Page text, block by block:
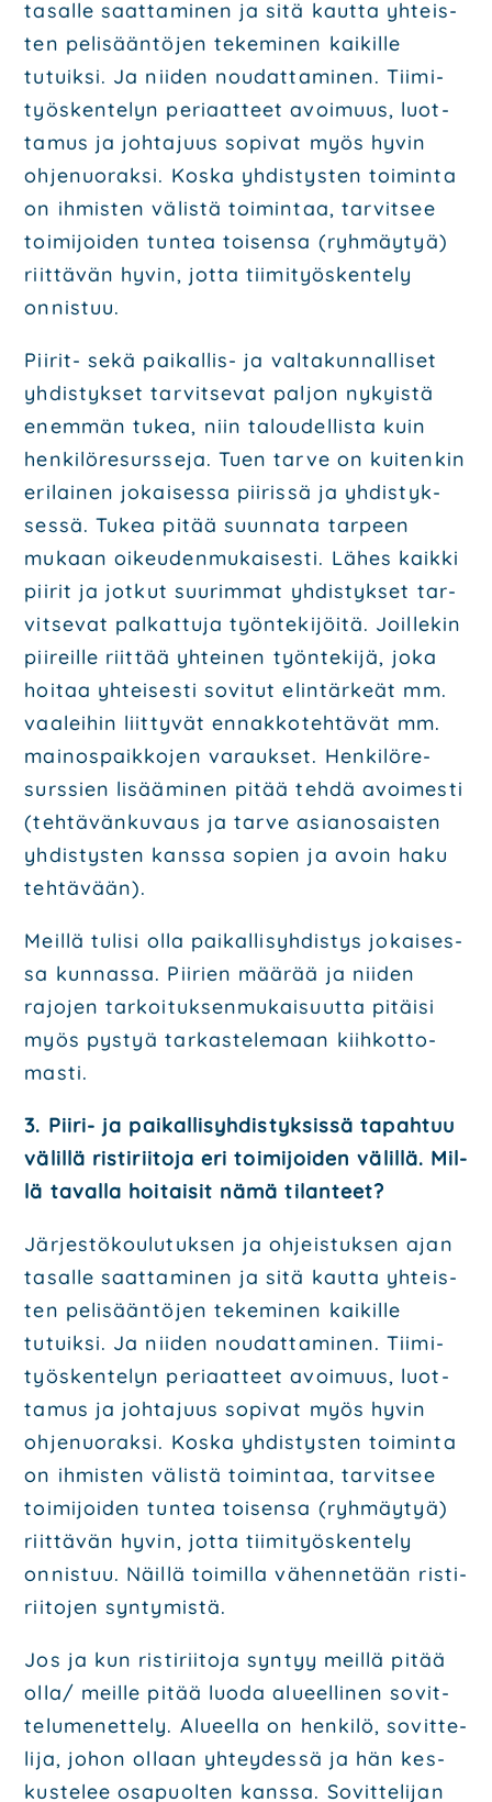
tasal­le saat­ta­mi­nen ja sitä kaut­ta yhteis­
ten peli­sään­tö­jen teke­mi­nen kai­kil­le
tutuik­si. Ja nii­den nou­dat­ta­mi­nen. Tii­mi­
työs­ken­te­lyn peri­aat­teet avoi­muus, luot­
ta­mus ja joh­ta­juus sopi­vat myös hyvin
ohje­nuo­rak­si. Kos­ka yhdis­tys­ten toi­min­ta
on ihmis­ten välis­tä toi­min­taa, tar­vit­see
toi­mi­joi­den tun­tea toi­sen­sa (ryh­mäy­tyä)
riit­tä­vän hyvin, jot­ta tii­mi­työs­ken­te­ly
onnis­tuu.
Pii­rit- sekä pai­kal­lis- ja val­ta­kun­nal­li­set
yhdis­tyk­set tar­vit­se­vat pal­jon nykyis­tä
enem­mäntukea, niin talou­del­lis­ta kuin
hen­ki­lö­re­surs­se­ja. Tuen tar­ve on kui­ten­kin
eri­lai­nen jokai­ses­sa pii­ris­sä ja yhdis­tyk­
ses­sä. Tukea pitää suun­na­ta tar­peen
mukaan oikeu­den­mu­kai­ses­ti. Lähes kaik­ki
pii­rit ja jot­kut suu­rim­mat yhdis­tyk­set tar­
vit­se­vat pal­kat­tu­ja työn­te­ki­jöi­tä. Joil­le­kin
pii­reil­le riit­tää yhtei­nen työn­te­ki­jä, joka
hoi­taa yhtei­ses­ti sovi­tut elin­tär­keät mm.
vaa­lei­hin liit­ty­vät ennak­ko­teh­tä­vät mm.
mai­nos­paik­ko­jen varauk­set. Hen­ki­lö­re­
surs­sien lisää­mi­nen pitää teh­dä avoi­mes­ti
(teh­tä­vän­ku­vaus ja tar­ve asian­osais­ten
yhdis­tys­ten kans­sa sopien ja avoin haku
teh­tä­vään).
Meil­lä tuli­si olla pai­kal­li­syh­dis­tys jokai­ses­
sa kun­nas­sa. Pii­rien mää­rää ja nii­den
rajo­jentar­koi­tuk­sen­mu­kai­suut­ta pitäi­si
myös pys­tyä tar­kas­te­le­maan kiih­kot­to­
mas­ti.
3. Pii­ri- ja pai­kal­li­syh­dis­tyk­sis­sä tapah­tuu
välil­lä ris­ti­rii­to­ja eri toi­mi­joi­den välil­lä. Mil­
lä taval­la hoi­tai­sit nämä tilan­teet?
Jär­jes­tö­kou­lu­tuk­sen ja ohjeis­tuk­sen ajan
tasal­le saat­ta­mi­nen ja sitä kaut­ta yhteis­
ten peli­sään­tö­jen teke­mi­nen kai­kil­le
tutuik­si. Ja nii­den nou­dat­ta­mi­nen. Tii­mi­
työs­ken­te­lyn peri­aat­teet avoi­muus, luot­
ta­mus ja joh­ta­juus sopi­vat myös hyvin
ohje­nuo­rak­si. Kos­ka yhdis­tys­ten toi­min­ta
on ihmis­ten välis­tä toi­min­taa, tar­vit­see
toi­mi­joi­den tun­tea toi­sen­sa (ryh­mäy­tyä)
riit­tä­vän hyvin, jot­ta tii­mi­työs­ken­te­ly
onnis­tuu. Näil­lä toi­mil­la vähen­ne­tään ris­ti­
rii­to­jen syn­ty­mis­tä.
Jos ja kun ris­ti­rii­to­ja syn­tyy meil­lä pitää
olla/ meil­le pitää luo­da alu­eel­li­nensovit­
te­lu­me­net­te­ly. Alu­eel­la on hen­ki­lö, sovit­te­
li­ja, johon ollaan yhtey­des­sä ja hän kes­
kus­te­lee osa­puol­ten kans­sa. Sovit­te­li­jan